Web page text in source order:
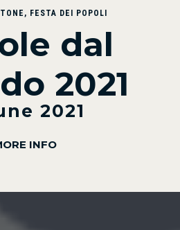
, FESTA DEI POPOLI
dal
2021
2021
INFO